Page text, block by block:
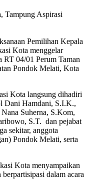
Pemilihan Kepala
Kota menggelar
04/01 Perum Taman
Pondok Melati, Kota
Kota langsung dihadiri
Dani Hamdani, S.I.K.,
Suherna, S.Kom,
S.T. dan pejabat
sekitar, anggota
Pondok Melati, serta
Kota menyampaikan
dalam acara